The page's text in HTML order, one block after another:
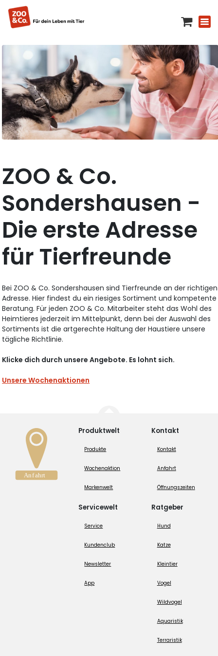
ZOO & Co.
Sondershausen -
Die erste Adresse
für Tierfreunde
Bei ZOO & Co. Sondershausen sind Tierfreunde an der richtigen
Adresse. Hier findest du ein riesiges Sortiment und kompetente
Beratung. Für jeden ZOO & Co. Mitarbeiter steht das Wohl des
Heimtieres jederzeit im Mittelpunkt, denn bei der Auswahl des
Sortiments ist die artgerechte Haltung der Haustiere unsere
tägliche Richtlinie.
Klicke dich durch unsere Angebote. Es lohnt sich.
Unsere Wochenaktionen
Produktwelt
Produkte
Wochenaktion
Markenwelt
Servicewelt
Service
Kundenclub
Newsletter
App
Kontakt
Kontakt
Anfahrt
Öffnungszeiten
Ratgeber
Hund
Katze
Kleintier
Vogel
Wildvogel
Aquaristik
Terraristik